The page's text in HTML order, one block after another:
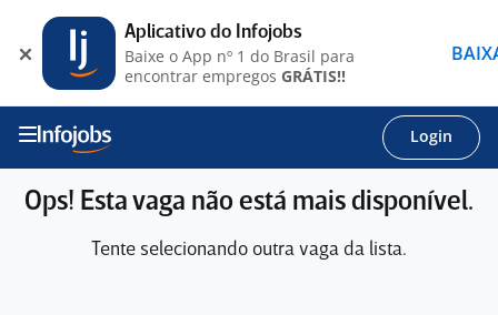
Login
Ops! Esta vaga não está mais disponível.
Tente selecionando outra vaga da lista.
Aplicativo do Infojobs
Baixe o App nº 1 do Brasil para
encontrar empregos GRÁTIS!!